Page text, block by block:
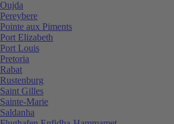
Oujda
Pereybere
Pointe aux Piments
Port Elizabeth
Port Louis
Pretoria
Rabat
Rustenburg
Saint Gilles
Sainte-Marie
Saldanha